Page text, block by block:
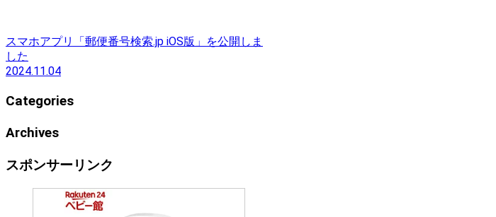
スマホアプリ「郵便番号検索.jp iOS版」を公開しま
した
2024.11.04
Categories
Archives
スポンサーリンク